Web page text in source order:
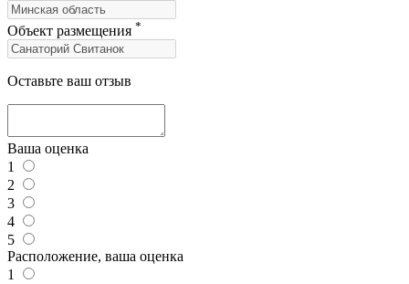
Объект размещения *
Оставьте ваш отзыв
Ваша оценка
1
2
3
4
5
Расположение, ваша оценка
1